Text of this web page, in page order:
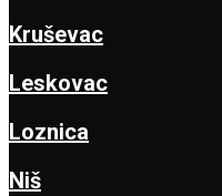
Kruševac
Leskovac
Loznica
Niš